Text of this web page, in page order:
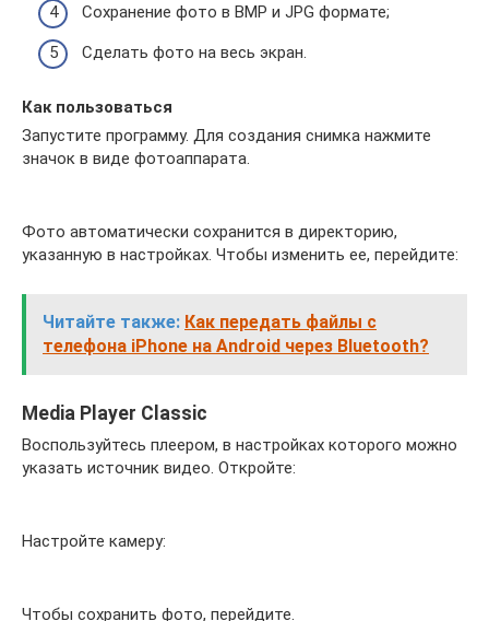
Сохранение фото в BMP и JPG формате;
Сделать фото на весь экран.
Как пользоваться
Запустите программу. Для создания снимка нажмите
значок в виде фотоаппарата.
Фото автоматически сохранится в директорию,
указанную в настройках. Чтобы изменить ее, перейдите:
Читайте также: Как передать файлы с
телефона iPhone на Android через Bluetooth?
Media Player Classic
Воспользуйтесь плеером, в настройках которого можно
указать источник видео. Откройте:
Настройте камеру:
Чтобы сохранить фото, перейдите.